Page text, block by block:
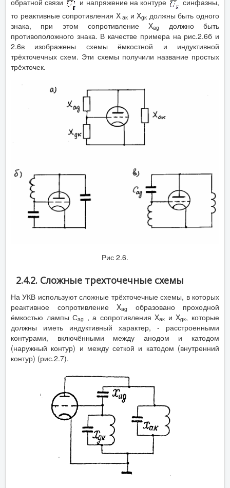
обратной связи
и напряжение на контуре
синфазны,
то реактивные сопротивления Xак и Xgк должны быть одного
знака, при этом сопротивление Xag
должно быть
противоположного знака. В качестве примера на рис.2.6б и
2.6в изображены схемы ёмкостной и индуктивной
трёхточечных схем. Эти схемы получили название простых
трёхточек.
Рис 2.6.
2.4.2. Сложные трехточечные схемы
На УКВ используют сложные трёхточечные схемы, в которых
реактивное сопротивление Xag
образовано проходной
ёмкостью лампы Сag , а сопротивления Xак и Xgк, которые
должны иметь индуктивный характер, - расстроенными
контурами, включёнными между анодом и катодом
(наружный контур) и между сеткой и катодом (внутренний
контур) (рис.2.7).